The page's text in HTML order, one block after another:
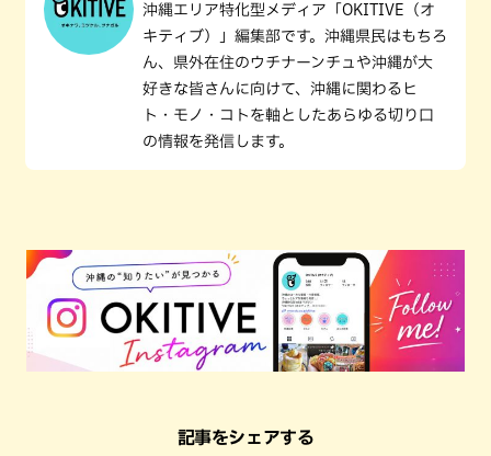
沖縄エリア特化型メディア「OKITIVE（オ
キティブ）」編集部です。沖縄県民はもちろ
ん、県外在住のウチナーンチュや沖縄が大
好きな皆さんに向けて、沖縄に関わるヒ
ト・モノ・コトを軸としたあらゆる切り口
の情報を発信します。
記事をシェアする